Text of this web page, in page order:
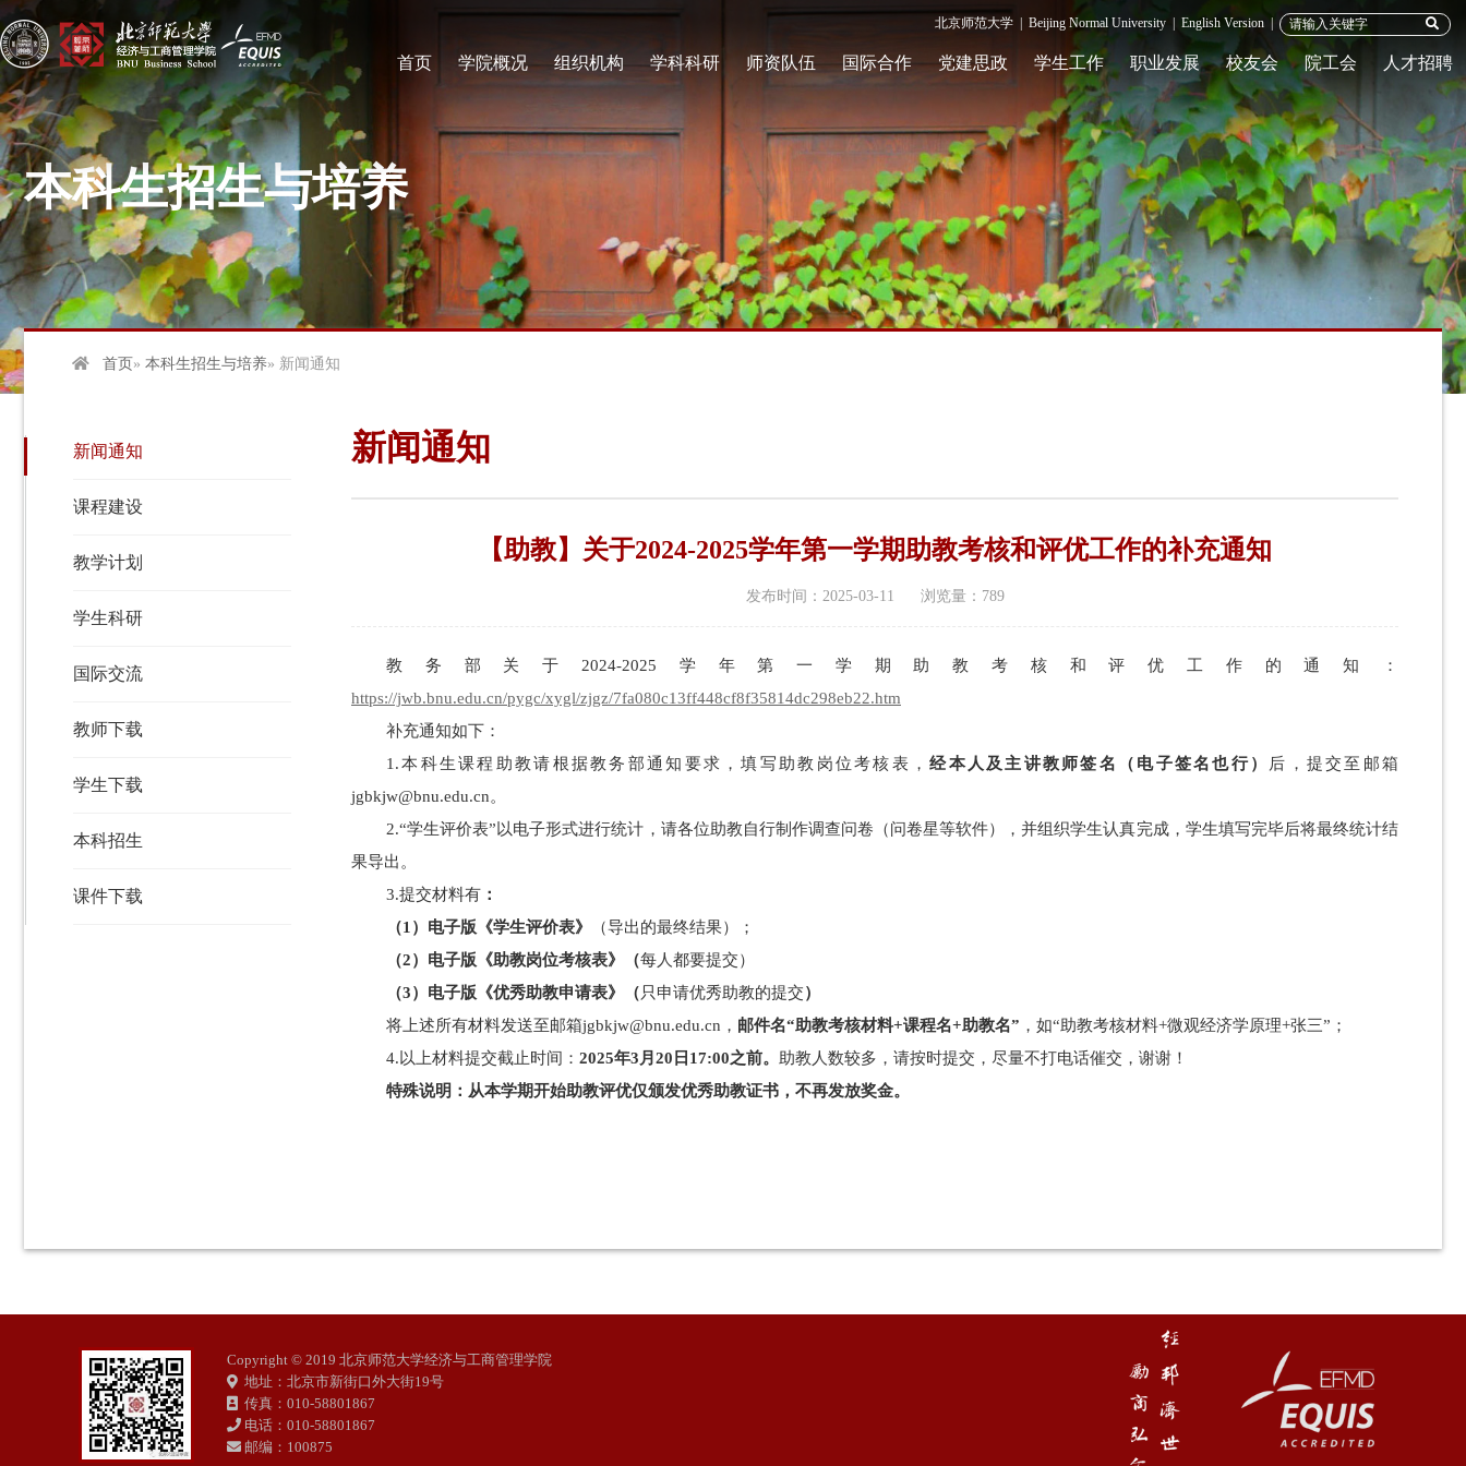
首页 学院概况 组织机构 学科科研 师资队伍 国际合作 党建思政 学生工作 职业发展 校友会 院工会 人才招聘
北京师范大学 Beijing Normal University English Version |
本科生招生与培养
首页» 本科生招生与培养» 新闻通知
新闻通知
课程建设
教学计划
学生科研
国际交流
教师下载
学生下载
本科招生
课件下载
新闻通知
【助教】关于2024-2025学年第一学期助教考核和评优工作的补充通知
发布时间：2025-03-11 浏览量： 789
教务部关于2024-2025学年第一学期助教考核和评优工作的通知：
https://jwb.bnu.edu.cn/pygc/xygl/zjgz/7fa080c13ff448cf8f35814dc298eb22.htm
补充通知如下：
1.本科生课程助教请根据教务部通知要求，填写助教岗位考核表，经本人及主讲教师签名（电子签名也行）
后，提交至邮箱
jgbkjw@bnu.edu.cn。
2.“学生评价表”以电子形式进行统计，请各位助教自行制作调查问卷（问卷星等软件），并组织学生认真完成，学生填写完毕后将最终统计结
果导出。
3.提交材料有 ：
（1）电子版《学生评价表》
（导出的最终结果）；
（2）电子版《助教岗位考核表》（每人都要提交）
（3）电子版《优秀助教申请表》（只申请优秀助教的提交）
将上述所有材料发送至邮箱jgbkjw@bnu.edu.cn， 邮件名“助教考核材料+课程名+助教名” ，如“助教考核材料+微观经济学原理+张三”；
4.以上材料提交截止时间： 2025年3月20日17:00之前。 助教人数较多，请按时提交，尽量不打电话催交，谢谢！
特殊说明：从本学期开始助教评优仅颁发优秀助教证书，不再发放奖金。
Copyright © 2019 北京师范大学经济与工商管理学院
地址：北京市新街口外大街19号
传真：010-58801867
电话：010-58801867
邮编：100875